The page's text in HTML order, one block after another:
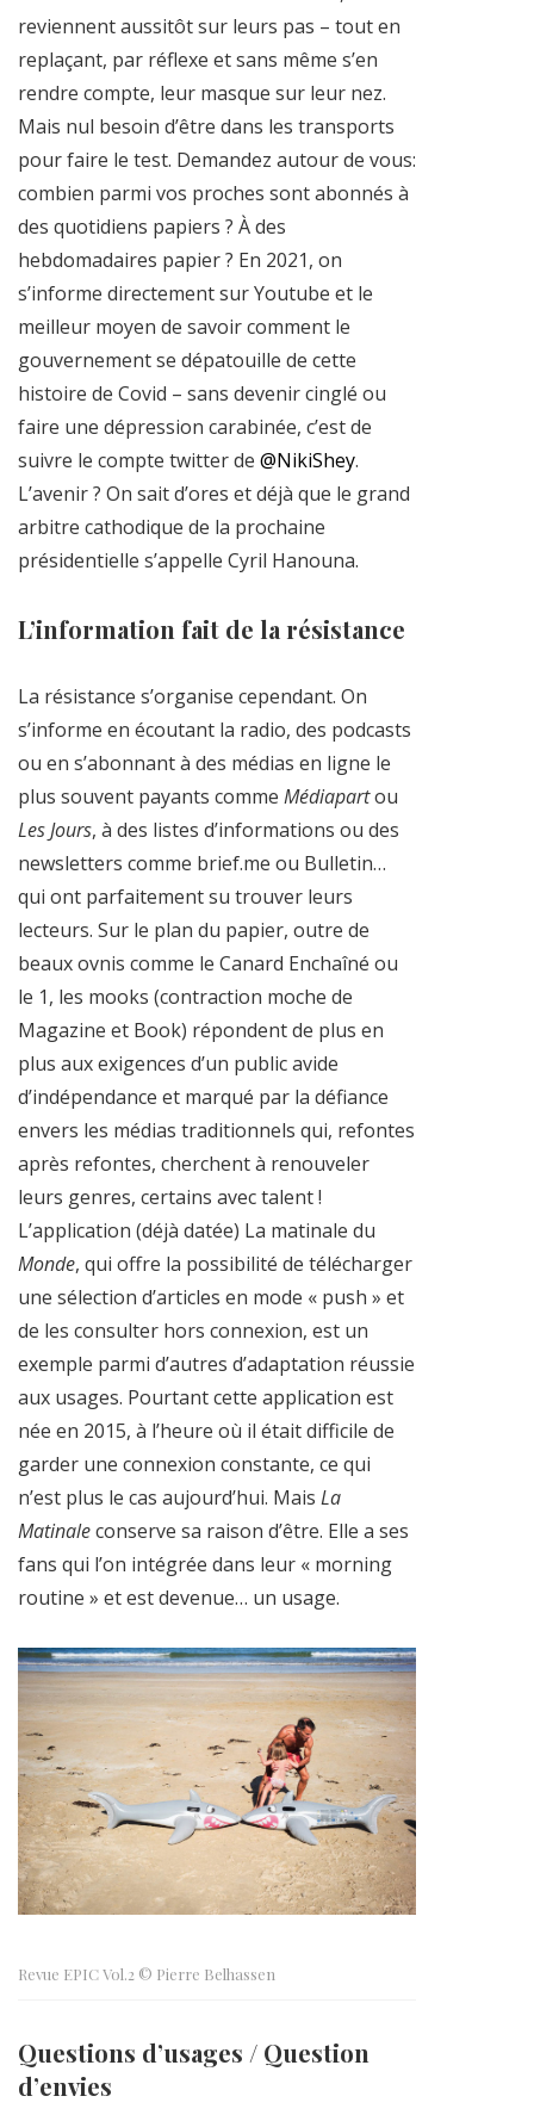
reviennent aussitôt sur leurs pas – tout en
replaçant, par réflexe et sans même s’en
rendre compte, leur masque sur leur nez.
Mais nul besoin d’être dans les transports
pour faire le test. Demandez autour de vous:
combien parmi vos proches sont abonnés à
des quotidiens papiers ? À des
hebdomadaires papier ? En 2021, on
s’informe directement sur Youtube et le
meilleur moyen de savoir comment le
gouvernement se dépatouille de cette
histoire de Covid – sans devenir cinglé ou
faire une dépression carabinée, c’est de
suivre le compte twitter de @NikiShey.
L’avenir ? On sait d’ores et déjà que le grand
arbitre cathodique de la prochaine
présidentielle s’appelle Cyril Hanouna.
L’information fait de la résistance
La résistance s’organise cependant. On
s’informe en écoutant la radio, des podcasts
ou en s’abonnant à des médias en ligne le
plus souvent payants comme Médiapartou
Les Jours, à des listes d’informations ou des
newsletters comme brief.me ou Bulletin…
qui ont parfaitement su trouver leurs
lecteurs. Sur le plan du papier, outre de
beaux ovnis comme le Canard Enchaîné ou
le 1, les mooks (contraction moche de
Magazine et Book) répondent de plus en
plus aux exigences d’un public avide
d’indépendance et marqué par la défiance
envers les médias traditionnels qui, refontes
après refontes, cherchent à renouveler
leurs genres, certains avec talent !
L’application (déjà datée) La matinale du
Monde, qui offre la possibilité de télécharger
une sélection d’articles en mode « push » et
de les consulter hors connexion, est un
exemple parmi d’autres d’adaptation réussie
aux usages. Pourtant cette application est
née en 2015, à l’heure où il était difficile de
garder une connexion constante, ce qui
n’est plus le cas aujourd’hui. Mais La
Matinaleconserve sa raison d’être. Elle a ses
fans qui l’on intégrée dans leur « morning
routine » et est devenue… un usage.
Revue EPIC Vol.2 © Pierre Belhassen
Questions d’usages / Question
d’envies